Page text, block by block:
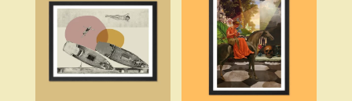
50.00€